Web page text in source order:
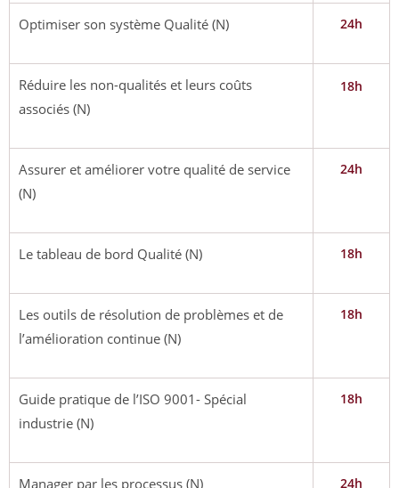
Optimiser son système Qualité (N) 24h
Réduire les non-qualités et leurs coûts
associés (N)
18h
Assurer et améliorer votre qualité de service
(N)
24h
Le tableau de bord Qualité (N) 18h
Les outils de résolution de problèmes et de
l’amélioration continue (N)
18h
Guide pratique de l’ISO 9001- Spécial
industrie (N)
18h
Manager par les processus (N) 24h